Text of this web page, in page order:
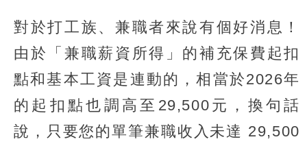
對於打工族、兼職者來說有個好消息！
由於「兼職薪資所得」的補充保費起扣
點和基本工資是連動的，相當於2026年
的起扣點也調高至29,500元，換句話
說，只要您的單筆兼職收入未達 29,500